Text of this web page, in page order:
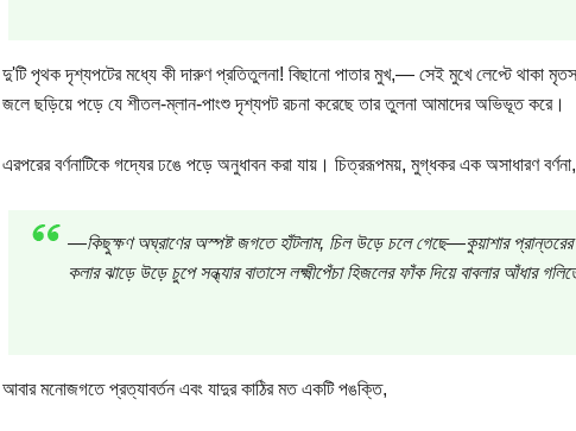
দু'টি পৃথক দৃশ্যপটের মধ্যে কী দারুণ প্রতিতুলনা! বিছানো পাতার মুখ,— সেই মুখে লেপ্টে থাকা
জলে ছড়িয়ে পড়ে যে শীতল-ম্লান-পাংশু দৃশ্যপট রচনা করেছে তার তুলনা আমাদের অভিভূত করে।
এরপরের বর্ণনাটিকে গদ্যের ঢঙে পড়ে অনুধাবন করা যায়। চিত্ররূপময়, মুগ্ধকর এক অসাধারণ বর্ণনা,
—কিছুক্ষণ অঘ্রাণের অস্পষ্ট জগতে হাঁটলাম, চিল উড়ে চলে গেছে—কুয়াশার
কলার ঝাড়ে উড়ে চুপে সন্ধ্যার বাতাসে লক্ষ্মীপেঁচা হিজলের ফাঁক দিয়ে বাবলার আঁধার
আবার মনোজগতে প্রত্যাবর্তন এবং যাদুর কাঠির মত একটি পঙক্তি,